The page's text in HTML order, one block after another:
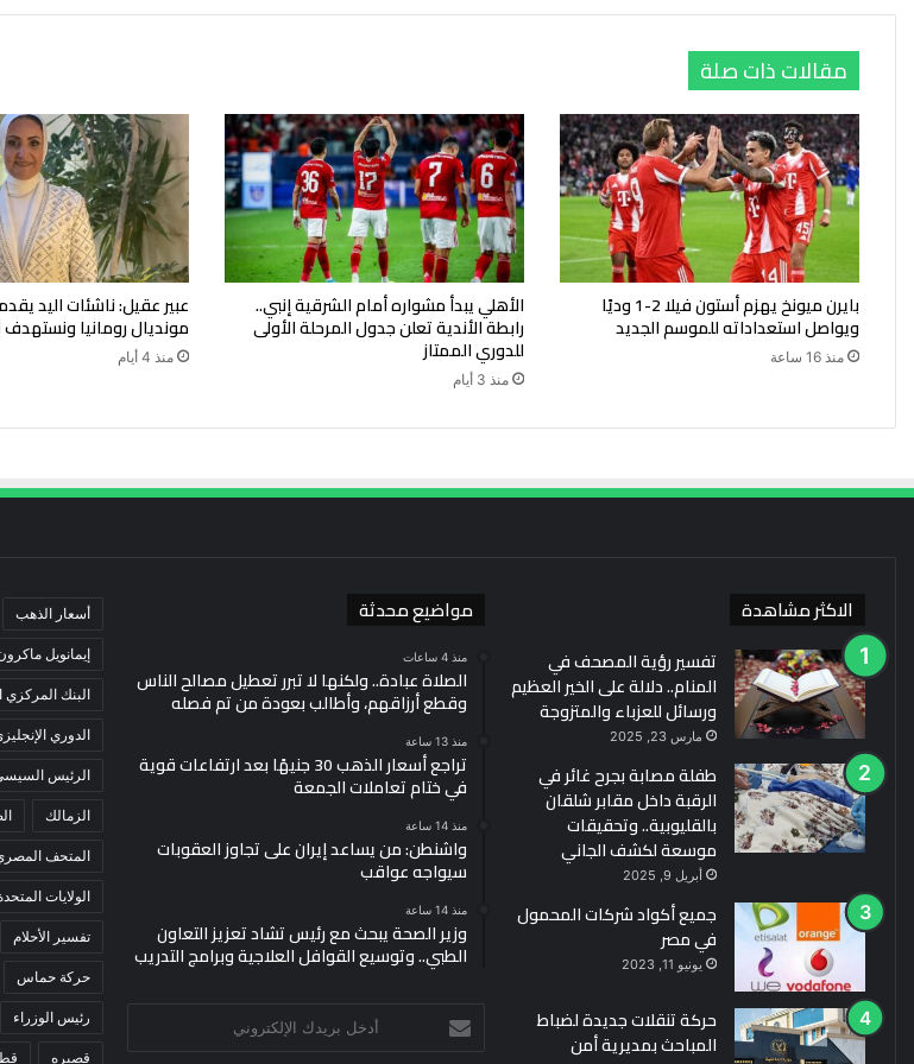
مقالات ذات صلة
بايرن ميونخ يهزم أستون فيلا 2-1 وديًا
ويواصل استعداداته للموسم الجديد
منذ 16 ساعة
الأهلي يبدأ مشواره أمام الشرقية إنبي..
رابطة الأندية تعلن جدول المرحلة الأولى
للدوري الممتاز
منذ 3 أيام
عبير عقيل: ناشئات اليد
مونديال رومانيا ونستهدف
منذ 4 أيام
الاكثر مشاهدة
تفسير رؤية المصحف في
المنام.. دلالة على الخير العظيم
ورسائل للعزباء والمتزوجة
مارس 23, 2025
طفلة مصابة بجرح غائر في
الرقبة داخل مقابر شلقان
بالقليوبية.. وتحقيقات
موسعة لكشف الجاني
أبريل 9, 2025
جميع أكواد شركات المحمول
في مصر
يونيو 11, 2023
حركة تنقلات جديدة لضباط
المباحث بمديرية أمن
مواضيع محدثة
منذ 4 ساعات
الصلاة عبادة.. ولكنها لا تبرر تعطيل مصالح الناس
وقطع أرزاقهم، وأطالب بعودة من تم فصله
منذ 13 ساعة
تراجع أسعار الذهب 30 جنيهًا بعد ارتفاعات قوية
في ختام تعاملات الجمعة
منذ 14 ساعة
واشنطن: من يساعد إيران على تجاوز العقوبات
سيواجه عواقب
منذ 14 ساعة
وزير الصحة يبحث مع رئيس تشاد تعزيز التعاون
الطبي.. وتوسيع القوافل العلاجية وبرامج التدريب
بريدك
أسعار الذهب
إيمانويل
البنك
الدوري
الرئيس
الزمالك
المتحف المصري
الولايات
تفسير الأحلام
حركة حماس
رئيس الوزراء
قصيره